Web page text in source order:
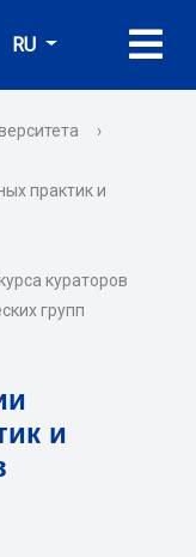
RU
›
практик и
кураторов
групп
и